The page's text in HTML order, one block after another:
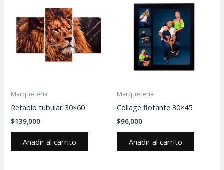
Marquetería
Retablo tubular 30×60
$139,000
Añadir al carrito
Marquetería
Collage flotante 30×45
$96,000
Añadir al carrito